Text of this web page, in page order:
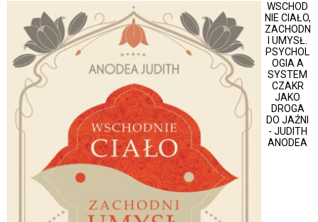
WSCHOD
NIE CIAŁO,
ZACHODN
I UMYSŁ.
PSYCHOL
OGIA A
SYSTEM
CZAKR
JAKO
DROGA
DO JAŹNI
- JUDITH
ANODEA